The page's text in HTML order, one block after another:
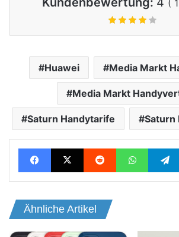
( 1
Huawei Media Markt
Media Markt
Saturn Handytarife Saturn
Facebook X Reddit WhatsApp
Ähnliche Artikel